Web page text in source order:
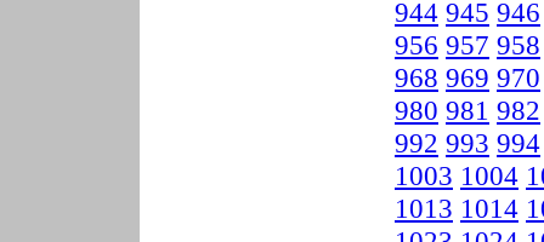
944 945 946
956 957 958
968 969 970
980 981 982
992 993 994
1003 1004
1013 1014